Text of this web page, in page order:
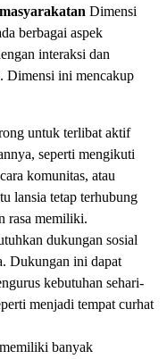
Dimensi
berbagai aspek
interaksi dan
Dimensi ini mencakup
untuk terlibat aktif
seperti mengikuti
komunitas, atau
lansia tetap terhubung
rasa memiliki.
dukungan sosial
Dukungan ini dapat
kebutuhan sehari-
menjadi tempat curhat
banyak